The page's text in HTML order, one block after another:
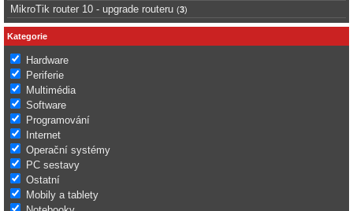
MikroTik router 10 - upgrade routeru (3)
Kategorie
Hardware
Periferie
Multimédia
Software
Programování
Internet
Operační systémy
PC sestavy
Ostatní
Mobily a tablety